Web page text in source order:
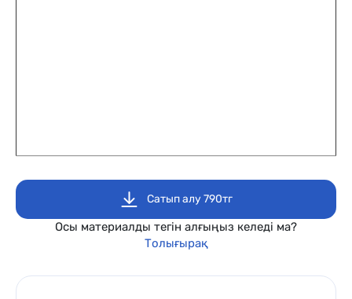
Сатып алу 790тг
Осы материалды тегін алғыңыз келеді ма?
Толығырақ